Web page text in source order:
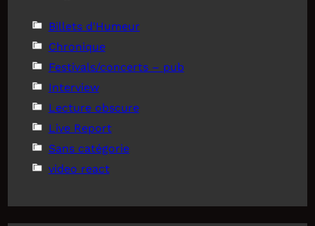
Billets d'Humeur
Chronique
Festivals/concerts – pub
Interview
Lecture obscure
Live Report
Sans catégorie
video react